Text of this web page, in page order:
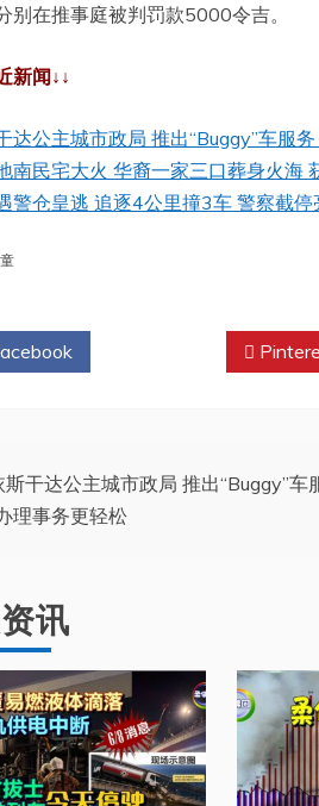
别在推事庭被判罚款5000令吉。
新闻↓↓
达公主城市政局 推出“Buggy”车服
南民宅大火 华裔一家三口葬身火海
警仓皇逃 追逐4公里撞3车 警察截
斯干达公主城市政局 推出“Buggy”车
理事务更轻松
讯